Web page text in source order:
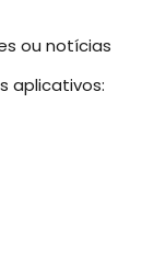
ou notícias
aplicativos: